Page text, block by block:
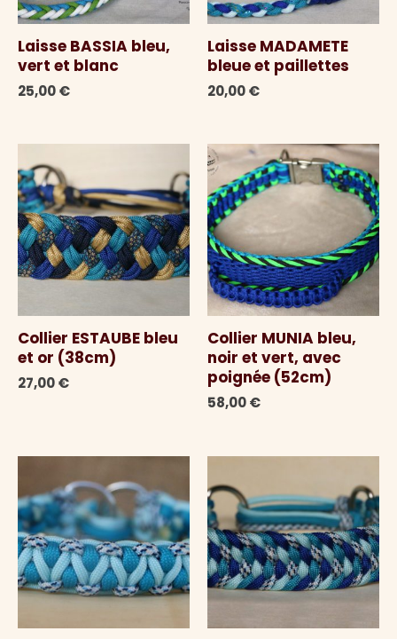
Laisse BASSIA bleu,
vert et blanc
25,00€
Laisse MADAMETE
bleue et paillettes
20,00€
Collier ESTAUBE bleu
et or (38cm)
27,00€
Collier MUNIA bleu,
noir et vert, avec
poignée (52cm)
58,00€